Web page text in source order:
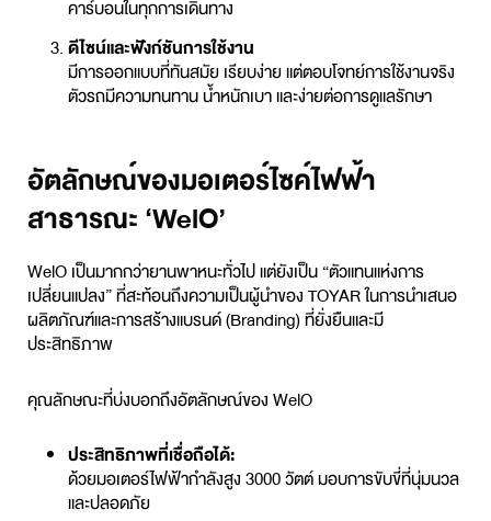
คาร์บอนในทุกการเดินทาง
ดีไซน์และฟังก์ชันการใช้งาน
มีการออกแบบที่ทันสมัย เรียบง่าย แต่ตอบโจทย์การใช้งานจริง
ตัวรถมีความทนทาน น้ำหนักเบา และง่ายต่อการดูแลรักษา
อัตลักษณ์ของมอเตอร์ไซค์ไฟฟ้า
สาธารณะ ‘WelO’
WelO เป็นมากกว่ายานพาหนะทั่วไป แต่ยังเป็น “ตัวแทนแห่งการ
เปลี่ยนแปลง” ที่สะท้อนถึงความเป็นผู้นำของ TOYAR ในการนำเสนอ
ผลิตภัณฑ์และการสร้างแบรนด์ (Branding) ที่ยั่งยืนและมี
ประสิทธิภาพ
คุณลักษณะที่บ่งบอกถึงอัตลักษณ์ของ WelO
ประสิทธิภาพที่เชื่อถือได้:
ด้วยมอเตอร์ไฟฟ้ากำลังสูง 3000 วัตต์ มอบการขับขี่ที่นุ่มนวล
และปลอดภัย